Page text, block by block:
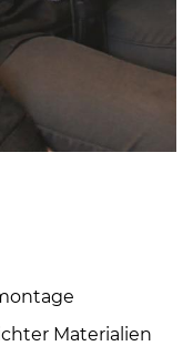
Materialien